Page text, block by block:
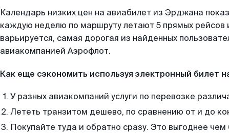
Календарь низких цен на авиабилет из Эрджана
каждую неделю по маршруту летают 5 прямых рейсов
варьируется, самая дорогая из найденных
авиакомпанией Аэрофлот.
Как еще сэкономить используя электронный билет
У разных авиакомпаний услуги по перевозке
Лететь транзитом дешево, по сравнению от и до
Покупайте туда и обратно сразу. Это выгоднее